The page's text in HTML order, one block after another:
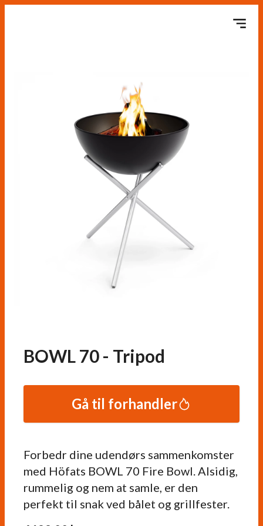
BOWL 70 - Tripod
Forbedr dine udendørs sammenkomster
med Höfats BOWL 70 Fire Bowl. Alsidig,
rummelig og nem at samle, er den
perfekt til snak ved bålet og grillfester.
Gå til forhandler